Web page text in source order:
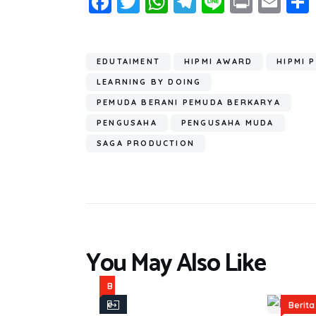
ce
o
ok
wi
er
h
s
A
p
p
el
gr
a
m
n in m
EDUTAIMENT HIPMI AWARD HIPMI
LEARNING BY DOING
PEMUDA BERANI PEMUDA BERKARYA
PENGUSAHA PENGUSAHA MUDA
SAGA PRODUCTION
You May Also Like
B
e
Berita